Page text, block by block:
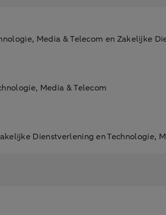
Media & Telecom en Zakelijke
Media & Telecom
Dienstverlening en Technologie,